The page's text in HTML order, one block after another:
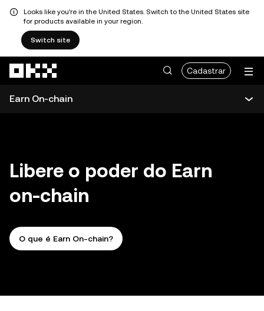
Looks like you're in the United States. Switch to the United States site
for products available in your region.
Switch site
Cadastrar
Earn On-chain
Libere o poder do Earn
on-chain
O que é Earn On-chain?